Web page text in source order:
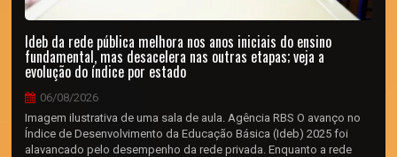
Ideb da rede pública melhora nos anos iniciais do ensino
fundamental, mas desacelera nas outras etapas; veja a
evolução do índice por estado
06/08/2026
Imagem ilustrativa de uma sala de aula. Agência RBS O avanço no
Índice de Desenvolvimento da Educação Básica (Ideb) 2025 foi
alavancado pelo desempenho da rede privada. Enquanto a rede